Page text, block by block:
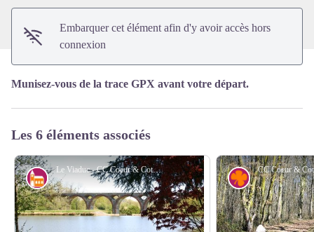
Embarquer cet élément afin d'y avoir accès hors
connexion
Munisez-vous de la trace GPX avant votre départ.
Les 6 éléments associés
Le Viaduc - CC Coeur & Coteaux Comminges
Architecture Flore